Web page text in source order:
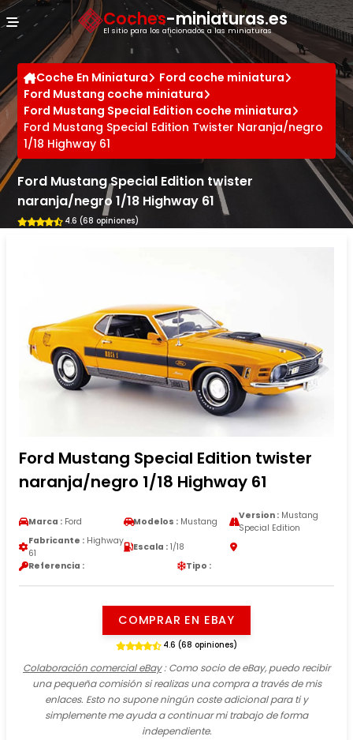
Coches-miniaturas.es
El sitio para los aficionados a las miniaturas
Coche En Miniatura
Ford coche miniatura
Ford Mustang coche miniatura
Ford Mustang Special Edition coche miniatura
Ford Mustang Special Edition Twister Naranja/negro
1/18 Highway 61
Ford Mustang Special Edition twister
naranja/negro 1/18 Highway 61
4.6 (68 opiniones)
Ford Mustang Special Edition twister
naranja/negro 1/18 Highway 61
Marca : Ford Modelos : Mustang
Version :Mustang
Special Edition
Fabricante : Highway
61
Escala : 1/18
Referencia :
Tipo :
COMPRAR EN EBAY
4.6 (68 opiniones)
Colaboración comercial eBay: Como socio de eBay, puedo recibir
una pequeña comisión si realizas una compra a través de mis
enlaces. Esto no supone ningún coste adicional para ti y
simplemente me ayuda a continuar mi trabajo de forma
independiente.
Panel de gestión de cookies